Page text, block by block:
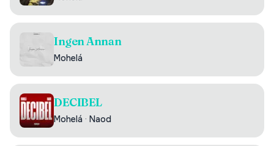
Ingen Annan
Mohelá
DECIBEL
Mohelá · Naod